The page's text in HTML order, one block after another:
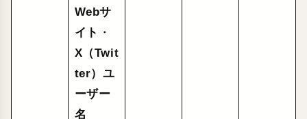
Webサ
イト ・
X（Twit
ter）ユ
ーザー
名